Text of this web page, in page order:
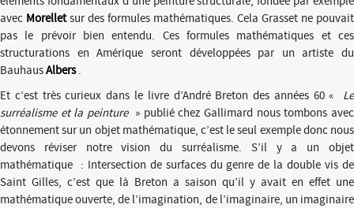
avec Morelletsur des formules mathématiques. Cela Grasset ne pouvait
pas le prévoir bien entendu. Ces formules mathématiques et ces
structurations en Amérique seront développées par un artiste du
BauhausAlbers .
Et c’est très curieux dans le livre d’André Breton des années 60 «
Le
surréalisme et la peinture » publié chez Gallimard nous tombons avec
étonnement sur un objet mathématique, c’est le seul exemple donc nous
devons réviser notre vision du surréalisme. S’il y a un objet
mathématique : Intersection de surfaces du genre de la double vis de
Saint Gilles, c’est que là Breton a saison qu’il y avait en effet une
mathématique ouverte, de l’imagination, de l’imaginaire, un imaginaire